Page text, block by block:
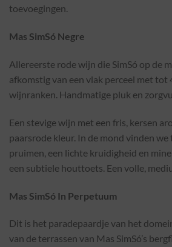
toevoegingen.
Mas SimSó Negre
Allereerste rode wijn die SimSó op de
afkomstig van een vlak perceel met tot
wijnranken. Handmatige pluk en
Een stevige wijn met een fris, kersen
paarsrode kleur. In de mond vinden we
pruimen, een lichte kruidigheid en
een subtiele houttoets. Een volle,
Mas SimSó In Perpetuum
Dit is het paradepaardje van het
van de terrassen van Mas SimSó’s